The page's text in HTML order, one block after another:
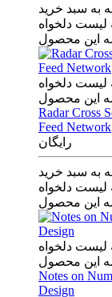
به سبد خرید
لیست دلخواه
این محصول
لیست دلخواه
این محصول
Radar Cross
Feed Network
رایگان
به سبد خرید
لیست دلخواه
این محصول
لیست دلخواه
این محصول
Notes on
Design